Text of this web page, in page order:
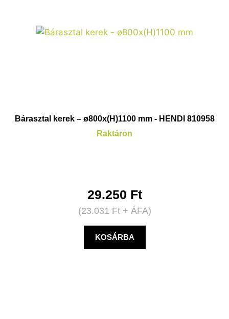
Bárasztal kerek – ø800x(H)1100 mm - HENDI 810958
Raktáron
29.250 Ft
(23.031 Ft+ ÁFA)
KOSÁRBA